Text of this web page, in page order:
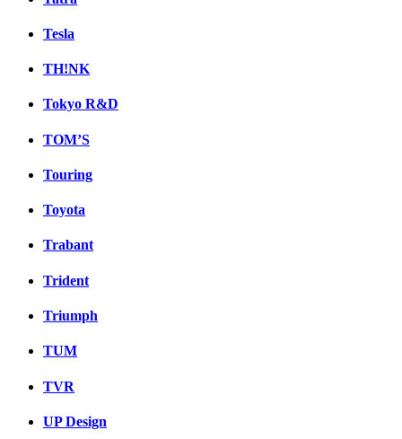
Tesla
TH!NK
Tokyo R&D
TOM’S
Touring
Toyota
Trabant
Trident
Triumph
TUM
TVR
UP Design